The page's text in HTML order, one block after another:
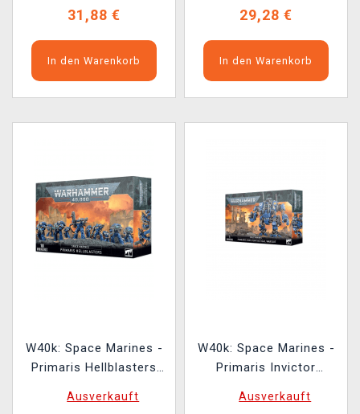
31,88 €
In den Warenkorb
29,28 €
In den Warenkorb
W40k: Space Marines -
Primaris Hellblasters
Ausverkauft
W40k: Space Marines -
Primaris Invictor
Figur)
Ausverkauft